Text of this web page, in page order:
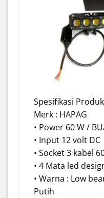
Spesifikasi
Merk : HAPAG
• Power 60 W /
• Input 12 volt DC
• Socket 3 kabel
• 4 Mata led
• Warna : Low
Putih